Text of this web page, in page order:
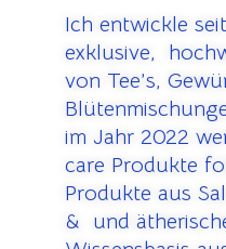
Ich entwickle
exklusive,
von Tee’s,
im Jahr 2022
care Produkte
Produkte aus
& und